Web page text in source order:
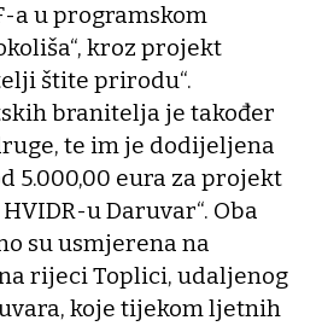
a u programskom
kroz projekt
štite prirodu“.
branitelja je također
te im je dodijeljena
5.000,00 eura za projekt
u Daruvar“. Oba
su usmjerena na
rijeci Toplici, udaljenog
koje tijekom ljetnih